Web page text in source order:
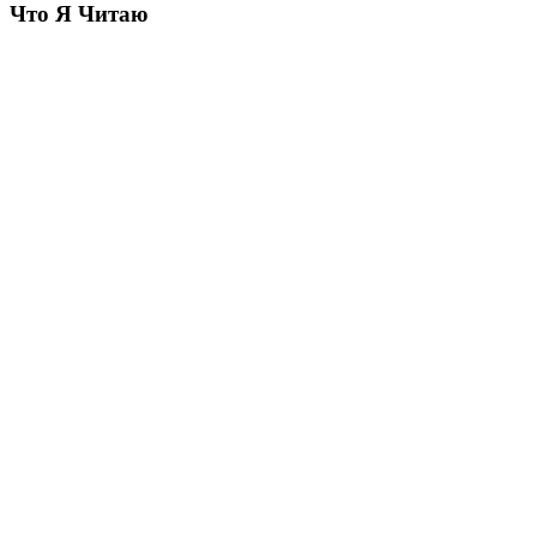
Что Я Читаю